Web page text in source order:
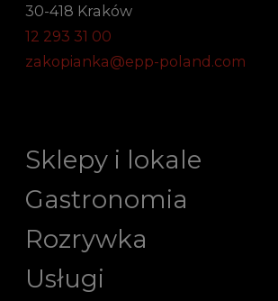
30-418 Kraków
12 293 31 00
zakopianka@epp-poland.com
Sklepy i lokale
Gastronomia
Rozrywka
Usługi